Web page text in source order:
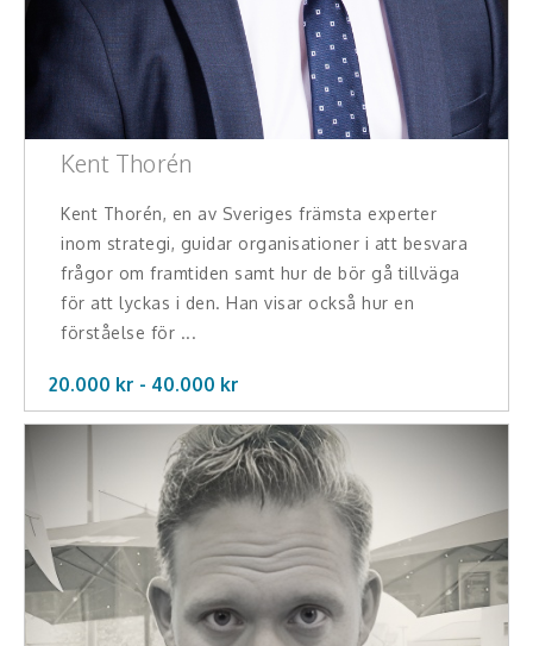
Hälsa, friskvård
Innovation, kreativitet, entreprenörskap,
intraprenörskap
Kommunikation och media
Miljö, hållbar utveckling
Målsättning, motivation, attityd
Mångfald och integration
Omvärld, politik, juridik
Pedagogik, skola, föräldraskap
Teamwork, teambuilding, relationer
Vård, omsorg, beroende
Kent Thorén
Kent Thorén, en av Sveriges främsta experter
inom strategi, guidar organisationer i att besvara
frågor om framtiden samt hur de bör gå tillväga
för att lyckas i den. Han visar också hur en
förståelse för ...
20.000 kr - 40.000 kr